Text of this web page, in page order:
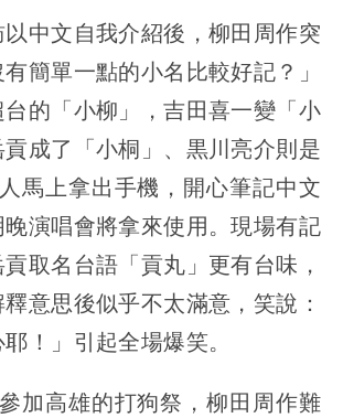
中文自我介紹後，柳田周作突
簡單一點的小名比較好記？」
的「小柳」，吉田喜一變「小
成了「小桐」、黒川亮介則是
人馬上拿出手機，開心筆記中文
演唱會將拿來使用。現場有記
取名台語「貢丸」更有台味，
意思後似乎不太滿意，笑說：
耶！」引起全場爆笑。
加高雄的打狗祭，柳田周作難